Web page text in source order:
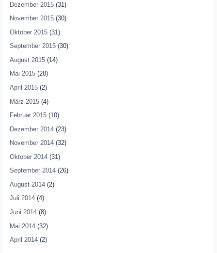
Dezember 2015(31)
November 2015(30)
Oktober 2015(31)
September 2015(30)
August 2015(14)
Mai 2015(28)
April 2015(2)
März 2015(4)
Februar 2015(10)
Dezember 2014(23)
November 2014(32)
Oktober 2014(31)
September 2014(26)
August 2014(2)
Juli 2014(4)
Juni 2014(8)
Mai 2014(32)
April 2014(2)